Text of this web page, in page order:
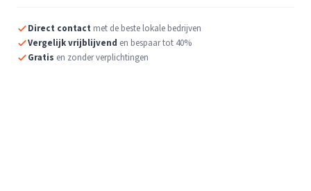
Direct contact met de beste lokale bedrijven
Vergelijk vrijblijvend en bespaar tot 40%
Gratis en zonder verplichtingen